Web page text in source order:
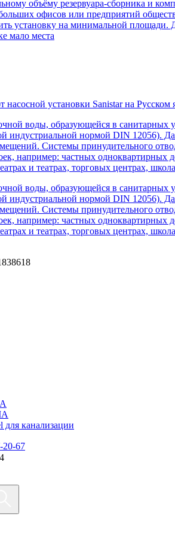
объёму резервуара-сборника и
офисов или предприятий
установку на минимальной площади.
мало места
насосной установки Sanistar на Русском
воды, образующейся в
индустриальной нормой DIN 12056).
Системы принудительного
например: частных одноквартирных
и театрах, торговых центрах,
воды, образующейся в
индустриальной нормой DIN 12056).
Системы принудительного
например: частных одноквартирных
и театрах, торговых центрах,
канализации
20-67